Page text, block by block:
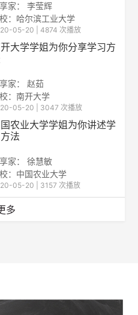
家： 李莹辉
：哈尔滨工业大学
05-20 | 4874 次播放
大学学姐为你分享学习方
家： 赵茹
：南开大学
05-20 | 3047 次播放
农业大学学姐为你讲述学
法
家： 徐慧敏
：中国农业大学
05-20 | 3157 次播放
多